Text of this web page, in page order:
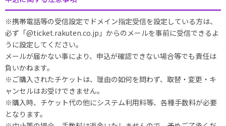
※携帯電話等の受信設定でドメイン指定受信を設定している方は、
必ず「@ticket.rakuten.co.jp」からのメールを事前に受信できるよ
うに設定してください。
メールが届かない事により、申込が確認できない場合等でも責任は
負いかねます。
※ご購入されたチケットは、理由の如何を問わず、取替・変更・キ
ャンセルはお受けできません。
※購入時、チケット代の他にシステム利用料等、各種手数料が必要
となります。